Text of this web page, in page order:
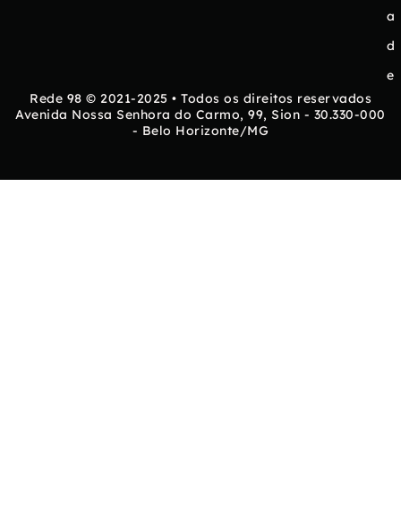
a
d
e
Rede 98 © 2021-2025 • Todos os direitos reservados
Avenida Nossa Senhora do Carmo, 99, Sion - 30.330-000
- Belo Horizonte/MG